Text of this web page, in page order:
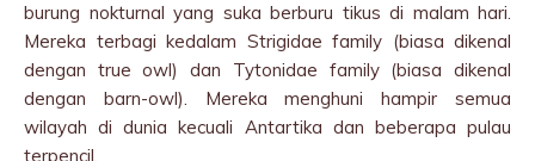
burung nokturnal yang suka berburu tikus di malam hari.
Mereka terbagi kedalam Strigidae family (biasa dikenal
dengan true owl) dan Tytonidae family (biasa dikenal
dengan barn-owl). Mereka menghuni hampir semua
wilayah di dunia kecuali Antartika dan beberapa pulau
terpencil.